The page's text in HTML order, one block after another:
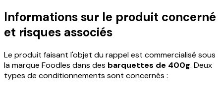
Informations sur le produit concerné
et risques associés
Le produit faisant l'objet du rappel est commercialisé sous
la marque Foodles dans des barquettes de 400g. Deux
types de conditionnements sont concernés :